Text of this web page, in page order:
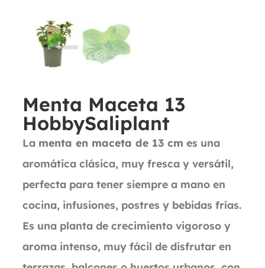
Menta Maceta 13
HobbySaliplant
La menta en maceta de 13 cm es una
aromática clásica, muy fresca y versátil,
perfecta para tener siempre a mano en
cocina, infusiones, postres y bebidas frías.
Es una planta de crecimiento vigoroso y
aroma intenso, muy fácil de disfrutar en